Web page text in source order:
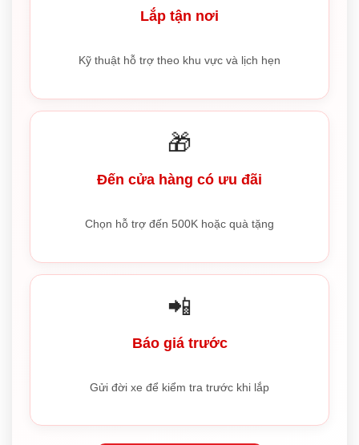
Lắp tận nơi
Kỹ thuật hỗ trợ theo khu vực và lịch hẹn
🎁
Đến cửa hàng có ưu đãi
Chọn hỗ trợ đến 500K hoặc quà tặng
📲
Báo giá trước
Gửi đời xe để kiểm tra trước khi lắp